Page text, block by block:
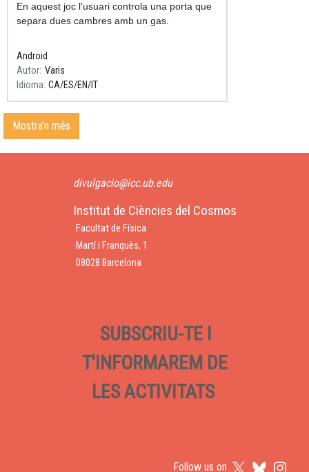
Resum
En aquest joc l’usuari controla una porta que
separa dues cambres amb un gas.
Android
Autor Varis
Idioma CA ES EN IT
Mostra'n més
divulgacio@icc.ub.edu
Institut de Ciències del Cosmos
Facultat de Física
Martí i Franquès, 1
08028 Barcelona
SUBSCRIU-TE I
T'INFORMAREM DE
LES ACTIVITATS
Follow us on